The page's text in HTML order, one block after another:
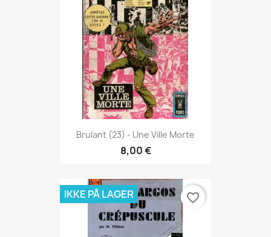
Brulant (23) - Une Ville Morte
8,00 €
IKKE PÅ LAGER favorite_border